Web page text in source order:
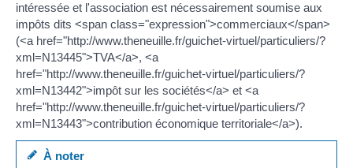
intéressée et l'association est nécessairement soumise aux
impôts dits <span class="expression">commerciaux</span>
(<a href="http://www.theneuille.fr/guichet-virtuel/particuliers/?
xml=N13445">TVA</a>, <a
href="http://www.theneuille.fr/guichet-virtuel/particuliers/?
xml=N13442">impôt sur les sociétés</a> et <a
href="http://www.theneuille.fr/guichet-virtuel/particuliers/?
xml=N13443">contribution économique territoriale</a>).
À noter